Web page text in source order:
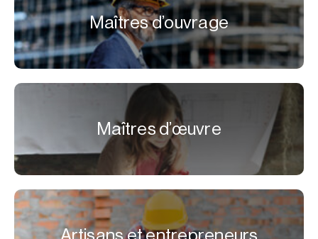
Maîtres d’ouvrage
Maîtres d’œuvre
Artisans et entrepreneurs